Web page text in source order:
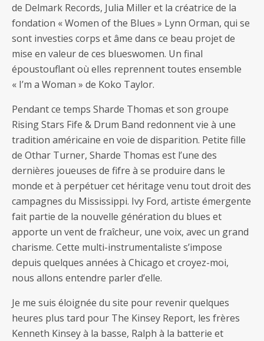
de Delmark Records, Julia Miller et la créatrice de la
fondation « Women of the Blues » Lynn Orman, qui se
sont investies corps et âme dans ce beau projet de
mise en valeur de ces blueswomen. Un final
époustouflant où elles reprennent toutes ensemble
« I’m a Woman » de Koko Taylor.
Pendant ce temps Sharde Thomas et son groupe
Rising Stars Fife & Drum Band redonnent vie à une
tradition américaine en voie de disparition. Petite fille
de Othar Turner, Sharde Thomas est l’une des
dernières joueuses de fifre à se produire dans le
monde et à perpétuer cet héritage venu tout droit des
campagnes du Mississippi. Ivy Ford, artiste émergente
fait partie de la nouvelle génération du blues et
apporte un vent de fraîcheur, une voix, avec un grand
charisme. Cette multi-instrumentaliste s’impose
depuis quelques années à Chicago et croyez-moi,
nous allons entendre parler d’elle.
Je me suis éloignée du site pour revenir quelques
heures plus tard pour The Kinsey Report, les frères
Kenneth Kinsey à la basse, Ralph à la batterie et